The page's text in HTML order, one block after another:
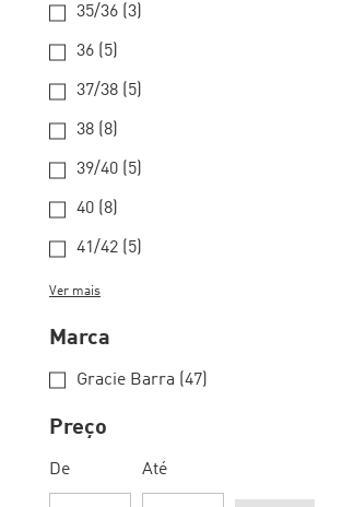
35/36 (3)
36 (5)
37/38 (5)
38 (8)
39/40 (5)
40 (8)
41/42 (5)
Ver mais
Marca
Gracie Barra (47)
Preço
De Até